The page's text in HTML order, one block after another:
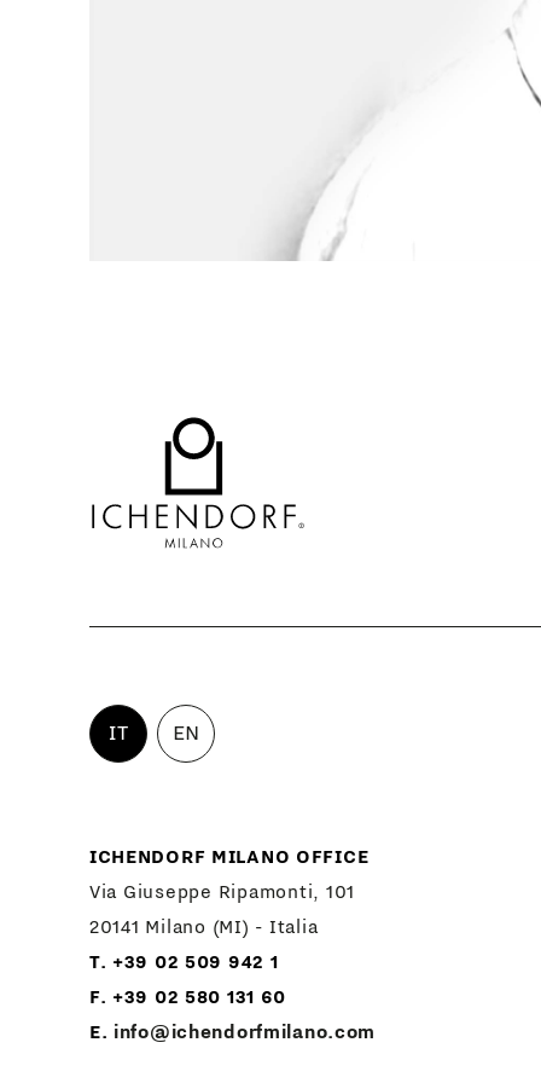
IT EN
ICHENDORF MILANO OFFICE
Via Giuseppe Ripamonti, 101
20141 Milano (MI) - Italia
T. +39 02 509 942 1
F. +39 02 580 131 60
E. info@ichendorfmilano.com